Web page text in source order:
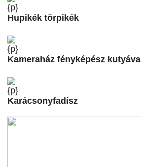
{p}
Hupikék törpikék
{p}
Kameraház fényképész kutyával
{p}
Karácsonyfadísz